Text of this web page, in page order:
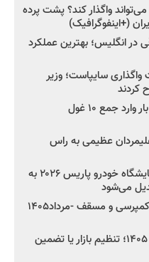
واگذار کند؟ پشت پرده
(+اینفوگرافیک)
در انگلیس؛ بهترین عملکرد
واگذاری سایپاست؛ وزیر
کردند
۳ خودروساز چینی برای نخستین بار وارد جمع ۱۰ غول
علیمردان عظیمی به راس
چینی‌ها به قلب اروپا رسیدند؛ نمایشگاه خودرو پاریس ۲۰۲۶ به
می‌شود
شروع فروش اقساطی زامیاد EX کمپرسی و مسقف -مرداد۱۴۰۵
راز واردات ۷۵ هزار خودرو در سال ۱۴۰۵؛ تنظیم بازار یا تضمین